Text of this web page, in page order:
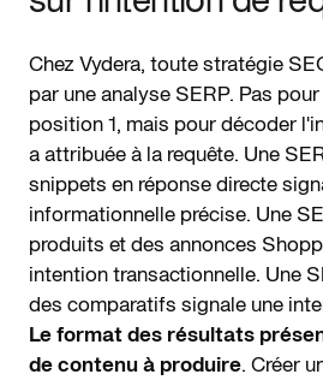
Chez Vydera, toute stratégie
par une analyse SERP. Pas
position 1, mais pour décoder
a attribuée à la requête. Une
snippets en réponse directe
informationnelle précise. Une
produits et des annonces
intention transactionnelle. Une
des comparatifs signale une
Le format des résultats
de contenu à produire. Créer